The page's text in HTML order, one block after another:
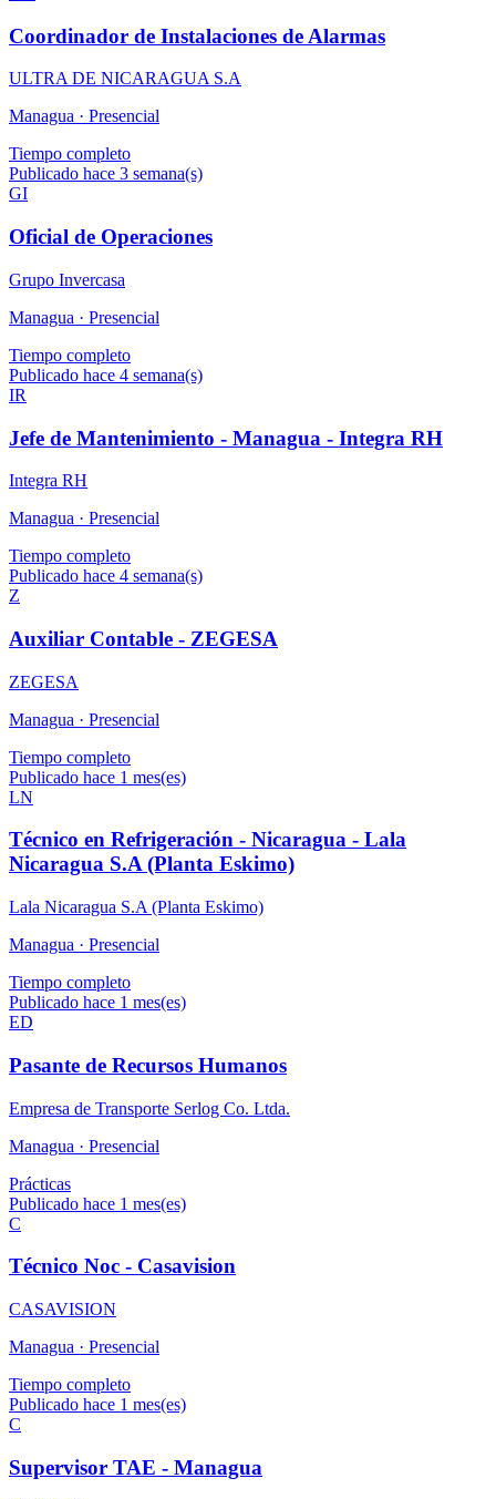
Coordinador de Instalaciones de Alarmas
ULTRA DE NICARAGUA S.A
Managua · Presencial
Tiempo completo
Publicado hace 3 semana(s)
GI
Oficial de Operaciones
Grupo Invercasa
Managua · Presencial
Tiempo completo
Publicado hace 4 semana(s)
IR
Jefe de Mantenimiento - Managua - Integra RH
Integra RH
Managua · Presencial
Tiempo completo
Publicado hace 4 semana(s)
Z
Auxiliar Contable - ZEGESA
ZEGESA
Managua · Presencial
Tiempo completo
Publicado hace 1 mes(es)
LN
Técnico en Refrigeración - Nicaragua - Lala
Nicaragua S.A (Planta Eskimo)
Lala Nicaragua S.A (Planta Eskimo)
Managua · Presencial
Tiempo completo
Publicado hace 1 mes(es)
ED
Pasante de Recursos Humanos
Empresa de Transporte Serlog Co. Ltda.
Managua · Presencial
Prácticas
Publicado hace 1 mes(es)
C
Técnico Noc - Casavision
CASAVISION
Managua · Presencial
Tiempo completo
Publicado hace 1 mes(es)
C
Supervisor TAE - Managua